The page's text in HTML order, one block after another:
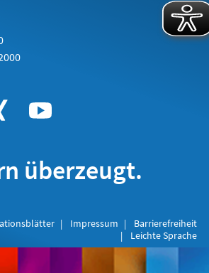
überzeugt.
Impressum
Barrierefreiheit
Leichte Sprache